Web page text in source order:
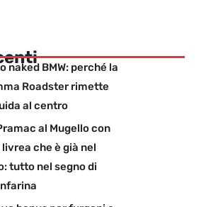
naked BMW: perché la
Roadster rimette
al centro
al Mugello con
livrea che è già nel
tutto nel segno di